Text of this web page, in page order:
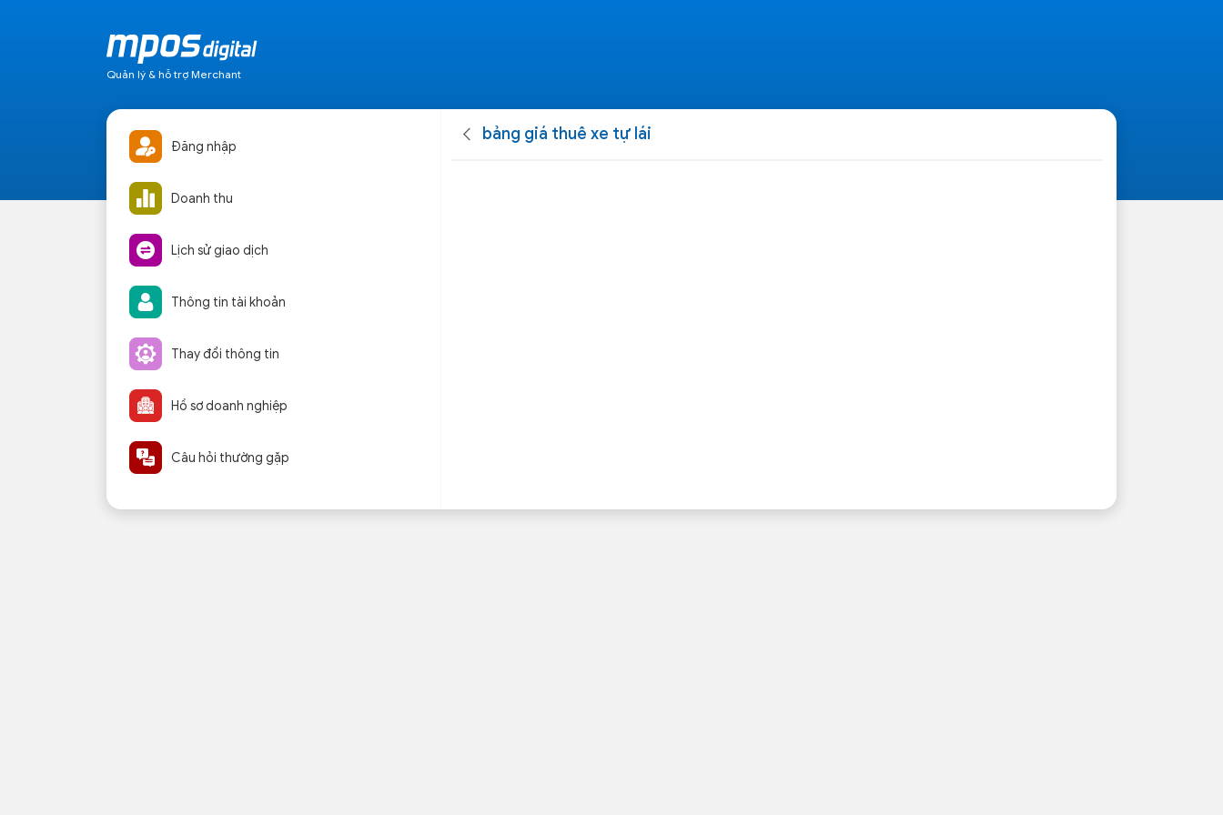
Quản lý & hỗ trợ Merchant
Đăng nhập
Doanh thu
Lịch sử giao dịch
Thông tin tài khoản
Thay đổi thông tin
Hồ sơ doanh nghiệp
Câu hỏi thường gặp
bảng giá thuê xe tự lái